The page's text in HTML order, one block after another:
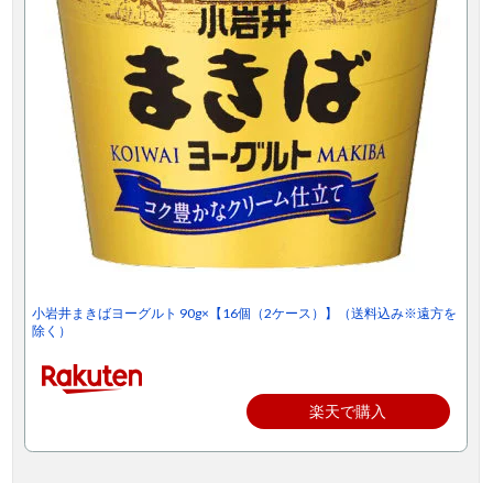
小岩井まきばヨーグルト 90g×【16個（2ケース）】（送料込み※遠方を
除く）
楽天で購入